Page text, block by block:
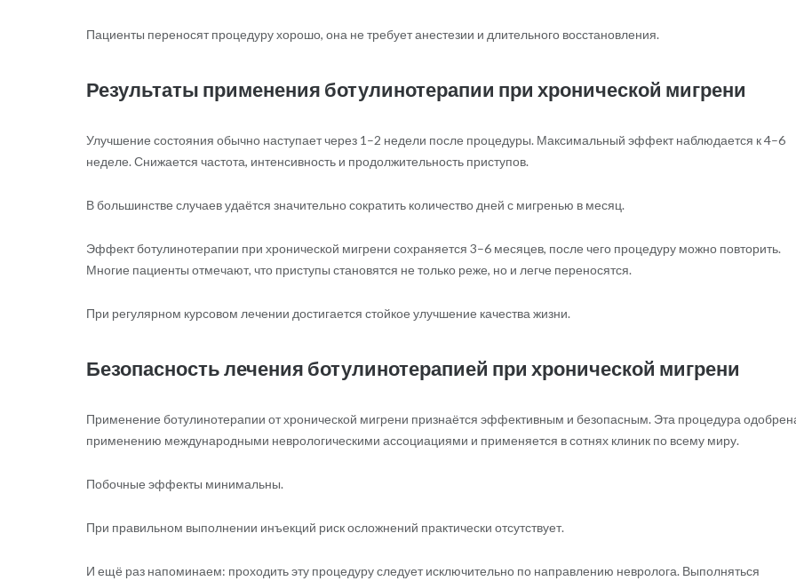
Пациенты переносят процедуру хорошо, она не требует анестезии и длительного восстановления.
Результаты применения ботулинотерапии при хронической мигрени
Улучшение состояния обычно наступает через 1–2 недели после процедуры. Максимальный эффект наблюдается к 4–6
неделе. Снижается частота, интенсивность и продолжительность приступов.
В большинстве случаев удаётся значительно сократить количество дней с мигренью в месяц.
Эффект ботулинотерапии при хронической мигрени сохраняется 3–6 месяцев, после чего процедуру можно повторить.
Многие пациенты отмечают, что приступы становятся не только реже, но и легче переносятся.
При регулярном курсовом лечении достигается стойкое улучшение качества жизни.
Безопасность лечения ботулинотерапией при хронической мигрени
Применение ботулинотерапии от хронической мигрени признаётся эффективным и безопасным. Эта процедура
применению международными неврологическими ассоциациями и применяется в сотнях клиник по всему миру.
Побочные эффекты минимальны.
При правильном выполнении инъекций риск осложнений практически отсутствует.
И ещё раз напоминаем: проходить эту процедуру следует исключительно по направлению невролога. Выполняться